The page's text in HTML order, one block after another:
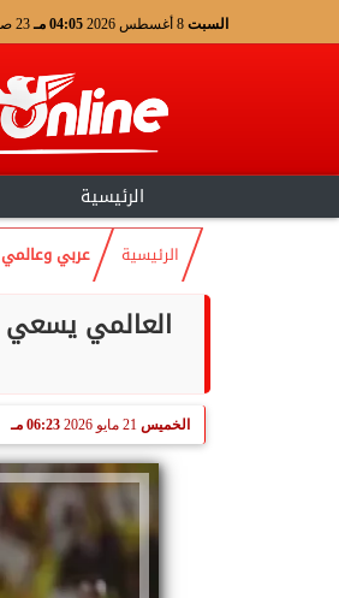
السبت 04:05 مـ 23 صفر 1448
الرئيسية
الرئيسية عربي وعالمي
الخميس 21 مايو 2026 06:23 مـ